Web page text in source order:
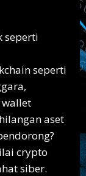
seperti
seperti
wallet
aset
crypto
siber.